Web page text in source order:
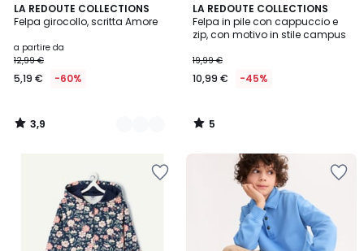
LA REDOUTE COLLECTIONS
Felpa girocollo, scritta Amore
a partire da
12,99 €
5,19 € -60%
3,9
/ 5
2
Colori
3,9
/
LA REDOUTE COLLECTIONS
Felpa in pile con cappuccio e
zip, con motivo in stile campus
19,99 €
10,99 € -45%
5
/
5
5
/